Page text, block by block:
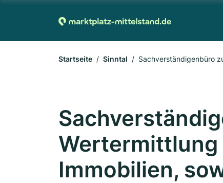
Startseite Sinntal
Wertermittlung
Immobilien,